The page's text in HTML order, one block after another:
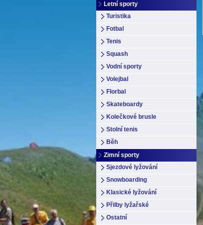
Letní sporty
Turistika
Fotbal
Tenis
Squash
Vodní sporty
Volejbal
Florbal
Skateboardy
Kolečkové brusle
Stolní tenis
Běh
Zimní sporty
Sjezdové lyžování
Snowboarding
Klasické lyžování
Přilby lyžařské
Ostatní